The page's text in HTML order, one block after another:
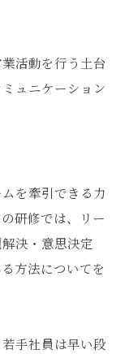
活動を行う土台
ュニケーション
を牽引できる力
研修では、リー
決・意思決定
方法についてを
手社員は早い段